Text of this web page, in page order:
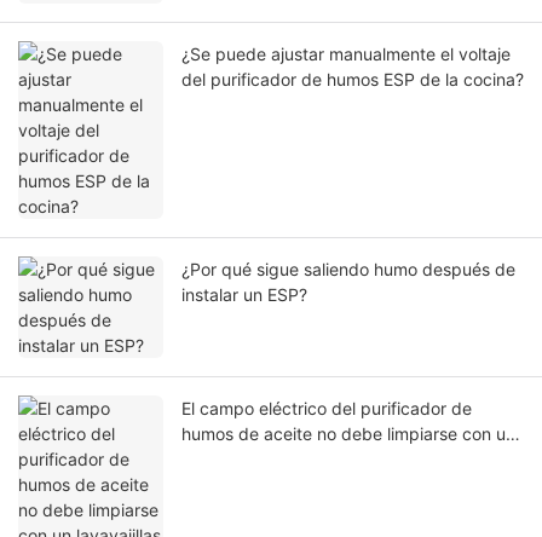
¿Se puede ajustar manualmente el voltaje
del purificador de humos ESP de la cocina?
¿Por qué sigue saliendo humo después de
instalar un ESP?
El campo eléctrico del purificador de
humos de aceite no debe limpiarse con un